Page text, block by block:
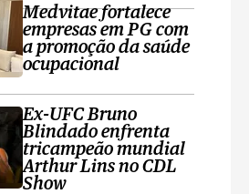
Medvitae fortalece
empresas em PG com
a promoção da saúde
ocupacional
Ex-UFC Bruno
Blindado enfrenta
tricampeão mundial
Arthur Lins no CDL
Show